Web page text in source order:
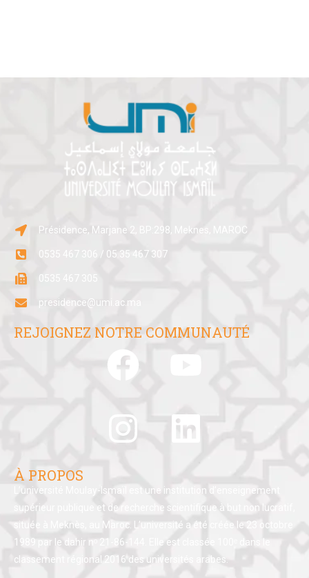
Présidence, Marjane 2, BP:298, Meknes, MAROC
0535 467 306 / 05 35 467 307
0535 467 305
presidence@umi.ac.ma
REJOIGNEZ NOTRE COMMUNAUTÉ
À PROPOS
L’université Moulay-Ismaïl est une institution d’enseignement
supérieur publique et de recherche scientifique à but non lucratif,
située à Meknès, au Maroc. L’université a été créée le 23 octobre
1989 par le dahir nᵒ 21-86-144. Elle est classée 100ᵉ dans le
classement régional 2016 des universités arabes.